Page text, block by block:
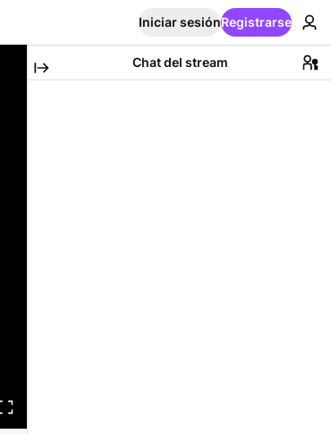
Iniciar sesiónRegistrarse
Chat del stream